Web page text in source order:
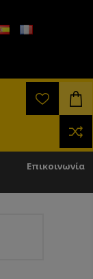
Επικοινωνία